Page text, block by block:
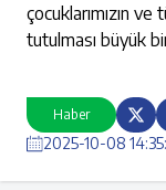
Haber
2025-10-08
çocuklarımızın ve
tutulması büyük